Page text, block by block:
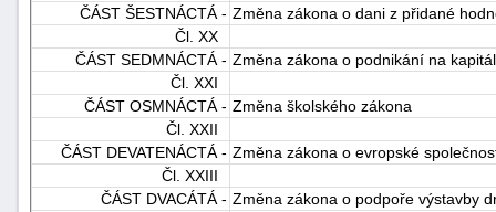
ČÁST ŠESTNÁCTÁ - Změna zákona o dani z přidané
Čl. XX
ČÁST SEDMNÁCTÁ - Změna zákona o podnikání na
Čl. XXI
ČÁST OSMNÁCTÁ - Změna školského zákona
Čl. XXII
ČÁST DEVATENÁCTÁ - Změna zákona o evropské
Čl. XXIII
ČÁST DVACÁTÁ - Změna zákona o podpoře výstavby